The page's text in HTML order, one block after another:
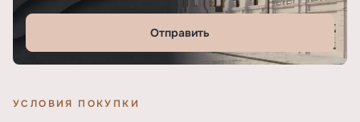
Отправить
УСЛОВИЯ ПОКУПКИ